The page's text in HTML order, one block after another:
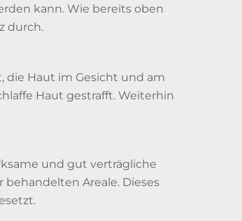
kann. Wie bereits oben
durch.
die Haut im Gesicht und am
Haut gestrafft. Weiterhin
und gut verträgliche
Areale. Dieses